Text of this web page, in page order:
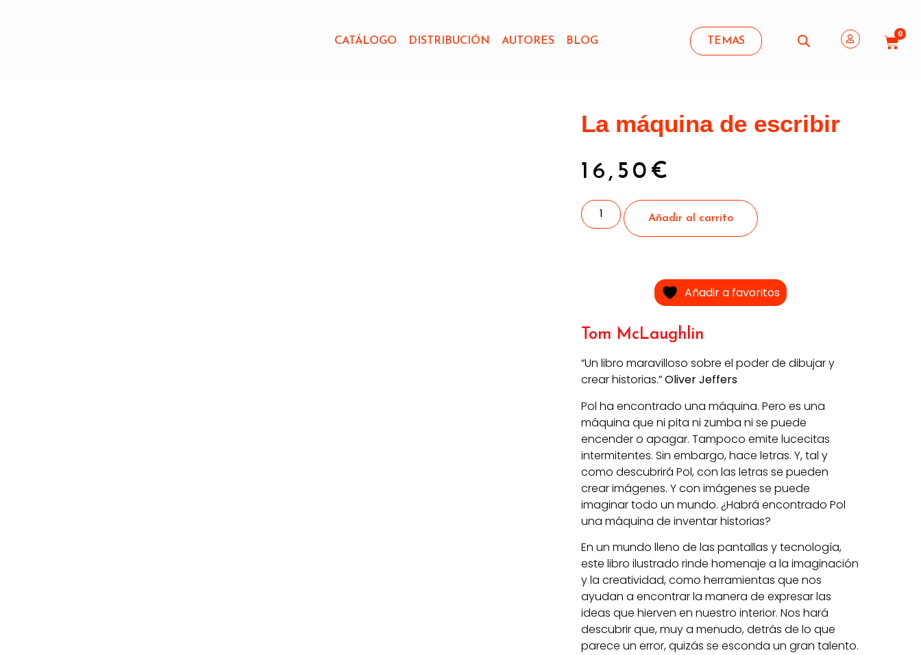
CATÁLOGO DISTRIBUCIÓN AUTORES BLOG TEMAS
0
La máquina de escribir
16,50 €
Añadir al carrito
Añadir a favoritos
Tom McLaughlin
“Un libro maravilloso sobre el poder de dibujar y
crear historias.”Oliver Jeffers
Pol ha encontrado una máquina. Pero es una
máquina que ni pita ni zumba ni se puede
encender o apagar. Tampoco emite lucecitas
intermitentes. Sin embargo, hace letras. Y, tal y
como descubrirá Pol, con las letras se pueden
crear imágenes. Y con imágenes se puede
imaginar todo un mundo. ¿Habrá encontrado Pol
una máquina de inventar historias?
En un mundo lleno de las pantallas y tecnología,
este libro ilustrado rinde homenaje a la imaginación
y la creatividad, como herramientas que nos
ayudan a encontrar la manera de expresar las
ideas que hierven en nuestro interior. Nos hará
descubrir que, muy a menudo, detrás de lo que
parece un error, quizás se esconda un gran talento.